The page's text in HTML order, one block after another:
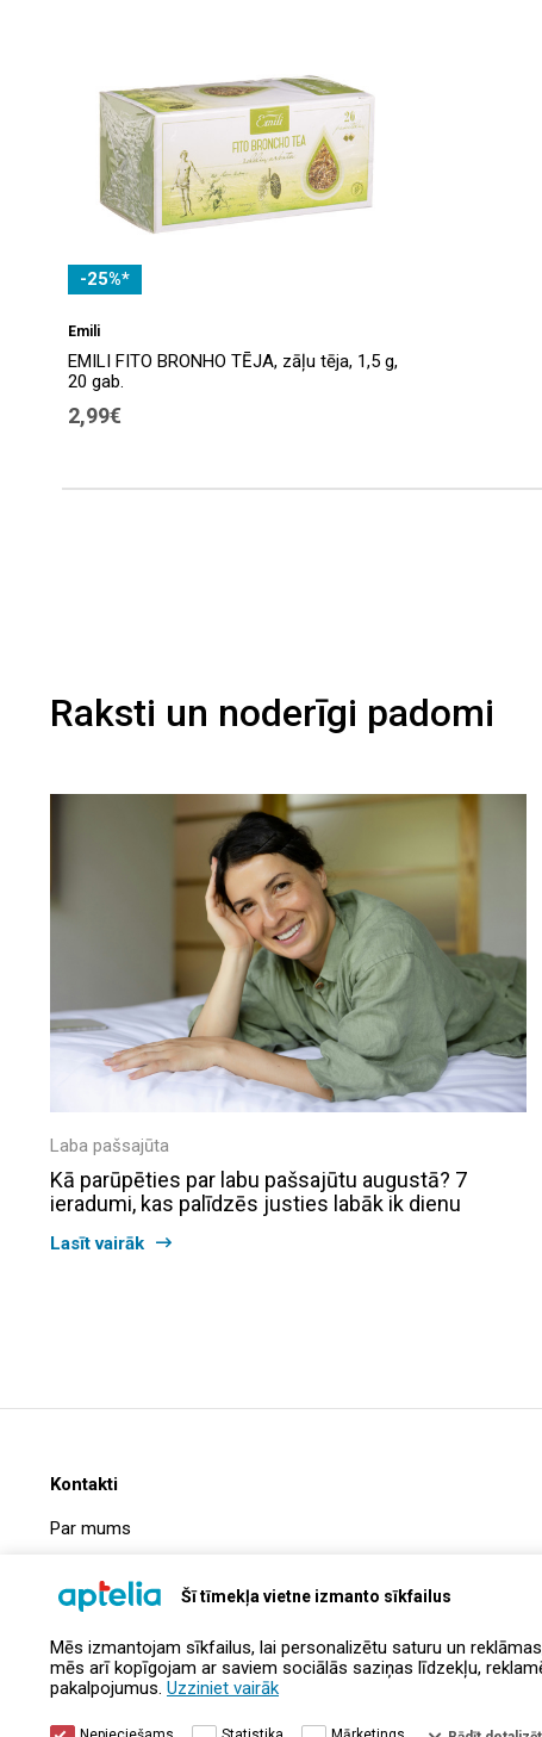
Šī tīmekļa vietne izmanto sīkfailus
Mēs izmantojam sīkfailus, lai personalizētu saturu un
mēs arī kopīgojam ar saviem sociālās saziņas līdzekļu,
pakalpojumus. Uzziniet vairāk
-25%*
Emili
EMILI FITO BRONHO TĒJA, zāļu tēja, 1,5 g,
20 gab.
2,99€
Raksti un noderīgi padomi
Laba pašsajūta
Kā parūpēties par labu pašsajūtu augustā? 7
ieradumi, kas palīdzēs justies labāk ik dienu
Lasīt vairāk
Kontakti
Par mums
Uzņēmuma informācija
Kontakti